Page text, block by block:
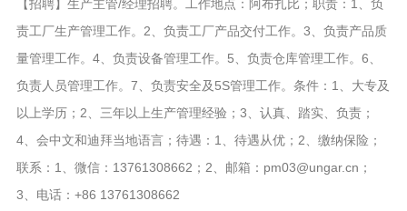
【招聘】生产主管/经理招聘。工作地点：阿布扎比；职责：1、负
责工厂生产管理工作。2、负责工厂产品交付工作。3、负责产品质
量管理工作。4、负责设备管理工作。5、负责仓库管理工作。6、
负责人员管理工作。7、负责安全及5S管理工作。条件：1、大专及
以上学历；2、三年以上生产管理经验；3、认真、踏实、负责；
4、会中文和迪拜当地语言；待遇：1、待遇从优；2、缴纳保险；
联系：1、微信：13761308662；2、邮箱：pm03@ungar.cn；
3、电话：+86 13761308662